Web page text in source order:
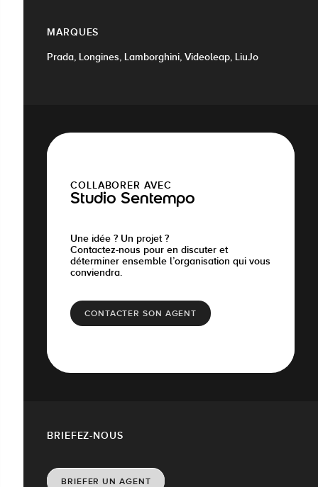
MARQUES
Prada, Longines, Lamborghini, Videoleap, LiuJo
COLLABORER AVEC
Studio Sentempo
Une idée ? Un projet ?
Contactez-nous pour en discuter et
déterminer ensemble l’organisation qui vous
conviendra.
CONTACTER SON AGENT
BRIEFEZ-NOUS
BRIEFER UN AGENT